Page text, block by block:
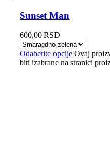
Sunset Man
600,00RSD
Odaberite opcije Ovaj
biti izabrane na stranici